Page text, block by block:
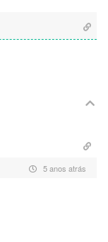
5 anos atrás